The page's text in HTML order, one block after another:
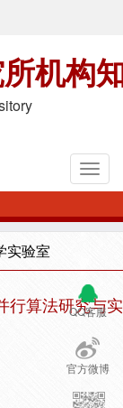
机构
实验室
QQ客服
官方微博
行算法研究与